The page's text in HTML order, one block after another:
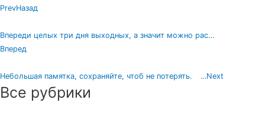
PrevНазад
Впереди целых три дня выходных, а значит можно рас…
Вперед
Небольшая памятка, сохраняйте, чтоб не потерять. ⠀…Next
Все рубрики